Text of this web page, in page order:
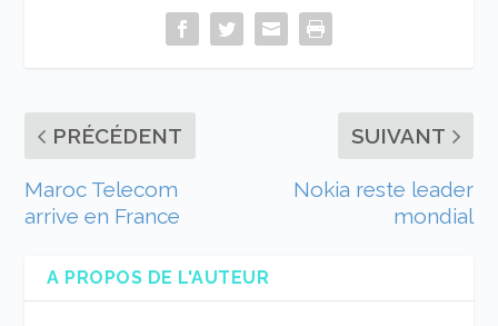
PRÉCÉDENT
Maroc Telecom
arrive en France
SUIVANT
Nokia reste leader
mondial
A PROPOS DE L'AUTEUR